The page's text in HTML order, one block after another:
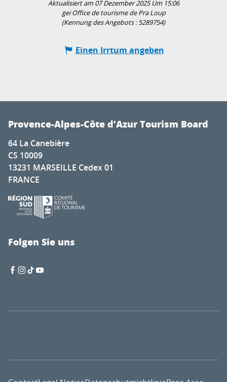
Aktualisiert am 07 Dezember 2025 Um 15:06
gei Office de tourisme de Pra Loup
(Kennung des Angebots :5289754)
Einen Irrtum angeben
Provence-Alpes-Côte d’Azur Tourism Board
64 La Canebière
CS 10009
13231 MARSEILLE Cedex 01
FRANCE
Folgen Sie uns